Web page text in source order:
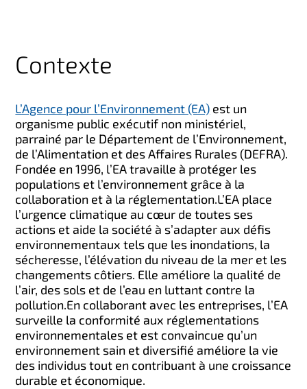
Contexte
L’Agence pour l’Environnement (EA) est un
organisme public exécutif non ministériel,
parrainé par le Département de l’Environnement,
de l’Alimentation et des Affaires Rurales (DEFRA).
Fondée en 1996, l’EA travaille à protéger les
populations et l’environnement grâce à la
collaboration et à la réglementation.L’EA place
l’urgence climatique au cœur de toutes ses
actions et aide la société à s’adapter aux défis
environnementaux tels que les inondations, la
sécheresse, l’élévation du niveau de la mer et les
changements côtiers. Elle améliore la qualité de
l’air, des sols et de l’eau en luttant contre la
pollution.En collaborant avec les entreprises, l’EA
surveille la conformité aux réglementations
environnementales et est convaincue qu’un
environnement sain et diversifié améliore la vie
des individus tout en contribuant à une croissance
durable et économique.